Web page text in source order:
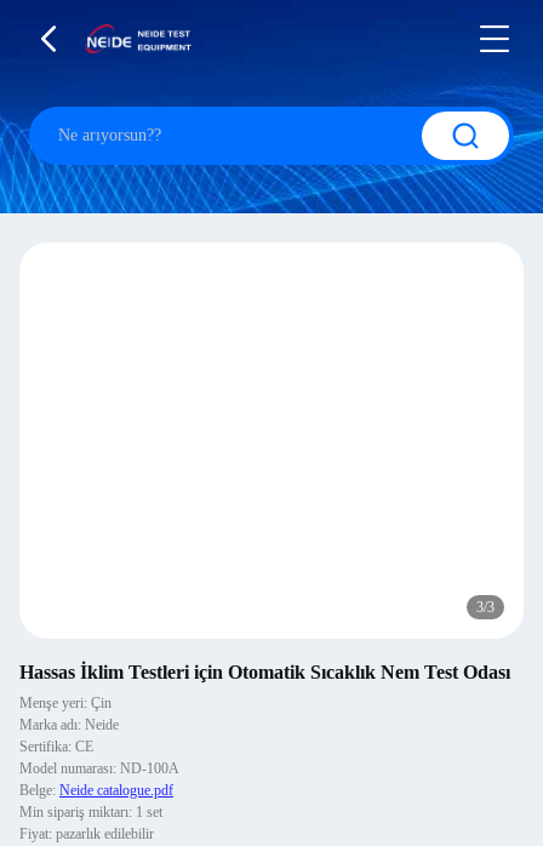
3/3
Hassas İklim Testleri için Otomatik Sıcaklık Nem Test Odası
Menşe yeri: Çin
Marka adı: Neide
Sertifika: CE
Model numarası: ND-100A
Belge: Neide catalogue.pdf
Min sipariş miktarı: 1 set
Fiyat: pazarlık edilebilir